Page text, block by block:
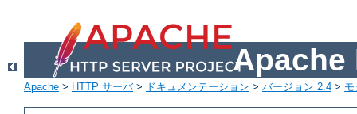
Apache
Apache > HTTP サーバ> ドキュメンテーション > バージョン 2.4 >